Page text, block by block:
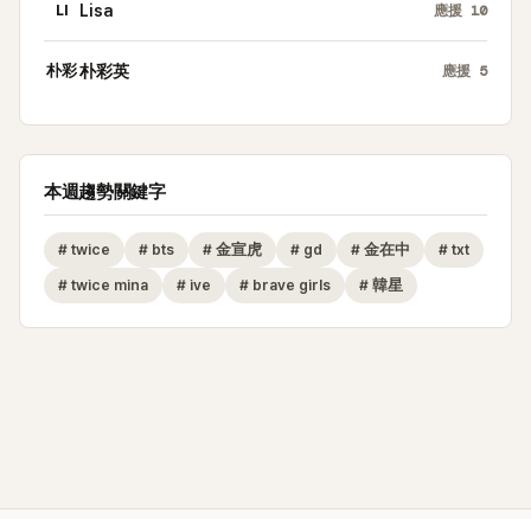
LI Lisa 應援 10
朴彩朴彩英 應援 5
本週趨勢關鍵字
# twice # bts # 金宣虎 # gd # 金在中 # txt
# twice mina # ive # brave girls # 韓星